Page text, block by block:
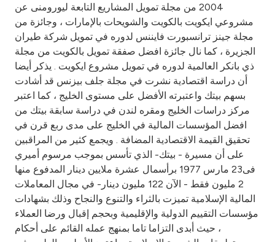
Kingdom of Bahrain
2004 من مجلة تمويل المشاريع التابعة ليورومنى عن
مشروعي ايكويت بالكويت والشويحات بالإمارات ، وجائزة من
مجلة جينز ترانسبورت فايننس لدوره في تمويل شركة طيران
الجزيرة ، كما نال جائزة افضل صفقة تمويل بالكويت من مجلة
ذي بانكر العالمية لدوره في تمويل مشروع ايكويت . يذكر أيضا
أن دراسة اقتصادية نشرت في مجلة جلف بيزنس قد أشادت
بسهم بيتك واعتبرته الأفضل على مستوى الخليج ، كما اعتبر
مركز دراسات الخليج ومقره لندن في دراسة سابقة بيتك من
افضل المؤسسات المالية في الخليج على مدى ربع قرن في
تحقيق القيمة الاقتصادية المضافة . ويجمع كثير من المراقبين
على أن مسيرة - بيتك- الذي تأسس بموجب مرسوم أميري
فى23 مارس 1977 برأسمال عشرة ملايين دينار المدفوع منها
2 مليون فقط - الآن 122 مليون دينار- في مجال المعاملات
المالية الإسلامية تميزت بالثراء والتنوع والنجاح وذلك بشهادات
مؤسسات التقييم الدولية والإقليمية وبحجم إقبال ورضا العملاء
، حيث أبدى التزاما تاما بمنهج عمله القائم على أحكام